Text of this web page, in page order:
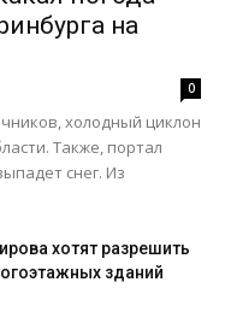
на
0
холодный циклон
Также, портал
снег. Из
хотят разрешить
зданий